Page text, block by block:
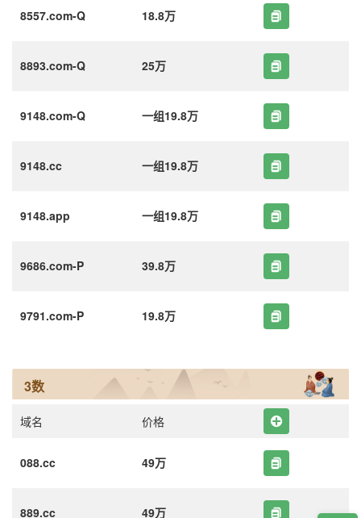
8557.com-Q 18.8万
8893.com-Q 25万
9148.com-Q 一组19.8万
9148.cc 一组19.8万
9148.app 一组19.8万
9686.com-P 39.8万
9791.com-P 19.8万
3数
域名 价格
088.cc 49万
889.cc 49万